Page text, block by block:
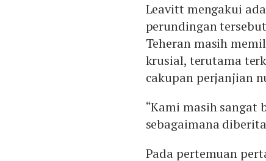
penutup tanah di lima
Situs Natanz, Basis
memperkuat
Leavitt mengakui
perundingan
Teheran masih
krusial, terutama
cakupan perjanjian
“Kami masih sangat
sebagaimana
Pada pertemuan